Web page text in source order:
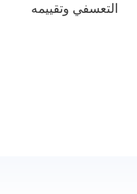
التعسفي وتقييمه